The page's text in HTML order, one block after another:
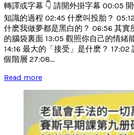
轉譯或字幕 👇 請開外掛字幕 00:05
知識的過程 02:45 什麽叫投胎？
什麽我做夢都是黑白的？ 06:56 其實
的腦袋裏面 13:05 觀照你自己的情緒
14:16 最大的「接受」是什麽？
個階層 27:08...
Read more